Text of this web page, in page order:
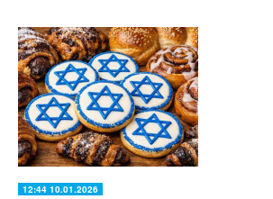
12:44 10.01.2026